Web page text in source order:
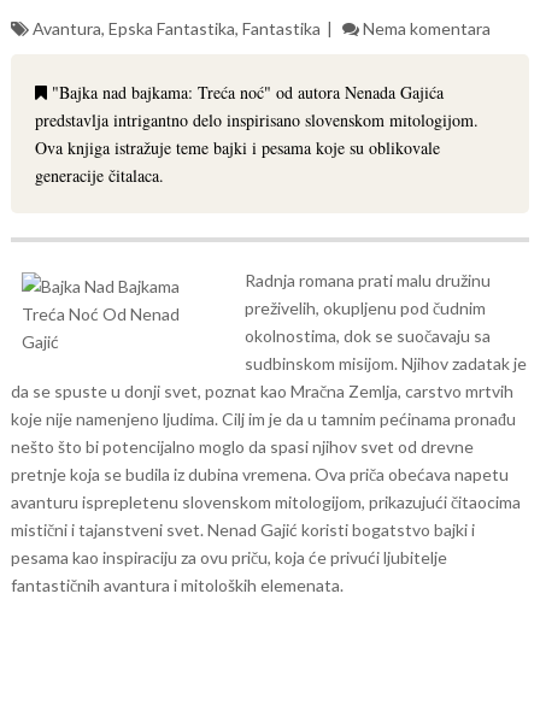
Avantura, Epska Fantastika, Fantastika Nema komentara
"Bajka nad bajkama: Treća noć" od autora Nenada Gajića
predstavlja intrigantno delo inspirisano slovenskom mitologijom.
Ova knjiga istražuje teme bajki i pesama koje su oblikovale
generacije čitalaca.
Radnja romana prati malu družinu
preživelih, okupljenu pod čudnim
okolnostima, dok se suočavaju sa
sudbinskom misijom. Njihov zadatak je
da se spuste u donji svet, poznat kao Mračna Zemlja, carstvo mrtvih
koje nije namenjeno ljudima. Cilj im je da u tamnim pećinama pronađu
nešto što bi potencijalno moglo da spasi njihov svet od drevne
pretnje koja se budila iz dubina vremena. Ova priča obećava napetu
avanturu isprepletenu slovenskom mitologijom, prikazujući čitaocima
mistični i tajanstveni svet. Nenad Gajić koristi bogatstvo bajki i
pesama kao inspiraciju za ovu priču, koja će privući ljubitelje
fantastičnih avantura i mitoloških elemenata.